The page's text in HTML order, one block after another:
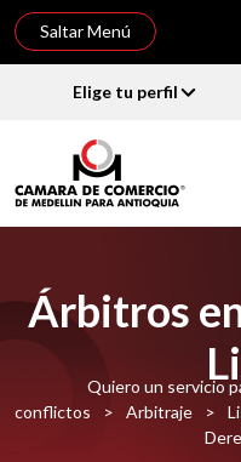
Saltar Menú
Elige tu perfil
Árbitros
Quiero un servicio
conflictos
> Arbitraje >